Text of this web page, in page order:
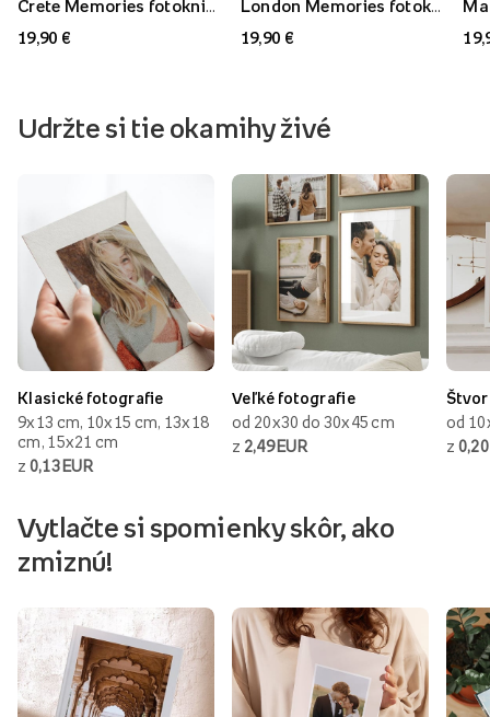
19,90 €
19,90 €
Udržte si tie okamihy živé
Klasické fotografie
9x13 cm, 10x15 cm, 13x18
cm, 15x21 cm
z 0,13 EUR
Veľké fotografie
od 20x30 do 30x45 cm
z 2,49 EUR
od
z 0,20
Vytlačte si spomienky skôr, ako
zmiznú!